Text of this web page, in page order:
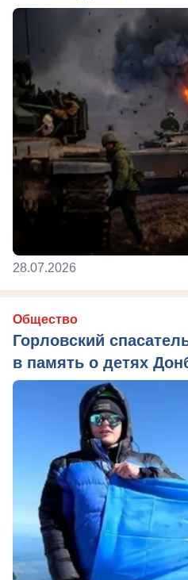
28.07.2026
Общество
Горловский
в память о детях